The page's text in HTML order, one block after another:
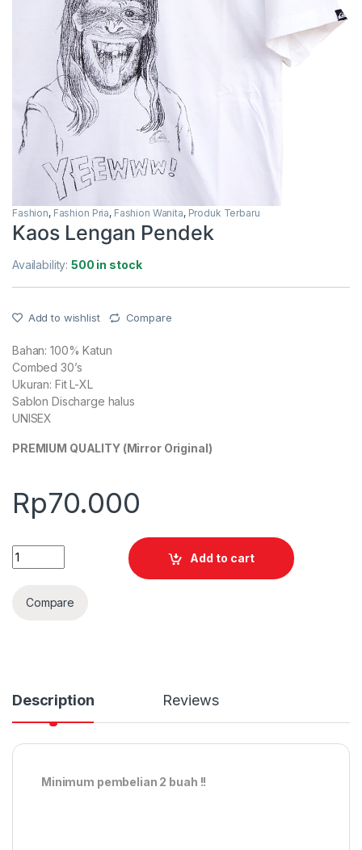
Fashion, Fashion Pria, Fashion Wanita, Produk Terbaru
Kaos Lengan Pendek
Availability:500 in stock
Add to wishlist Compare
Bahan: 100% Katun
Combed 30’s
Ukuran: Fit L-XL
Sablon Discharge halus
UNISEX
PREMIUM QUALITY (Mirror Original)
Rp70.000
Quantity
Add to cart
Compare
Description Reviews
Minimum pembelian 2 buah !!